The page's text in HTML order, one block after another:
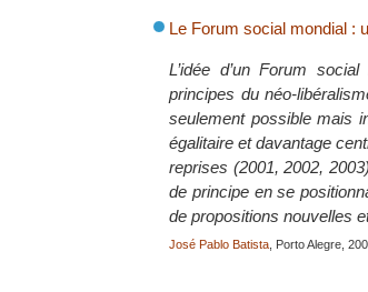
Le Forum social mondial :
L’idée d’un Forum
principes du néo-
seulement possible mais
égalitaire et davantage
reprises (2001, 2002,
de principe en se
de propositions nouvelles
José Pablo Batista , Porto Alegre,